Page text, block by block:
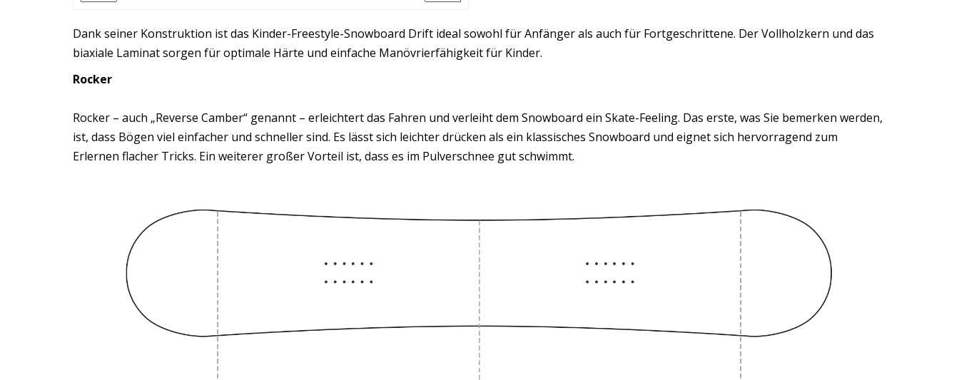
Dank seiner Konstruktion ist das Kinder-Freestyle-Snowboard Drift ideal sowohl für Anfänger als auch für Fortgeschrittene. Der Vollholzkern und das
biaxiale Laminat sorgen für optimale Härte und einfache Manövrierfähigkeit für Kinder.
Rocker
Rocker – auch „Reverse Camber“ genannt – erleichtert das Fahren und verleiht dem Snowboard ein Skate-Feeling. Das erste, was Sie bemerken werden,
ist, dass Bögen viel einfacher und schneller sind. Es lässt sich leichter drücken als ein klassisches Snowboard und eignet sich hervorragend zum
Erlernen flacher Tricks. Ein weiterer großer Vorteil ist, dass es im Pulverschnee gut schwimmt.